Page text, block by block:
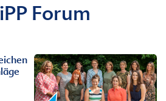
Forum